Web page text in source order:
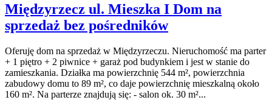
Międzyrzecz ul. Mieszka I Dom na
sprzedaż bez pośredników
Oferuję dom na sprzedaż w Międzyrzeczu. Nieruchomość ma parter
+ 1 piętro + 2 piwnice + garaż pod budynkiem i jest w stanie do
zamieszkania. Działka ma powierzchnię 544 m², powierzchnia
zabudowy domu to 89 m², co daje powierzchnię mieszkalną około
160 m². Na parterze znajdują się: - salon ok. 30 m²...